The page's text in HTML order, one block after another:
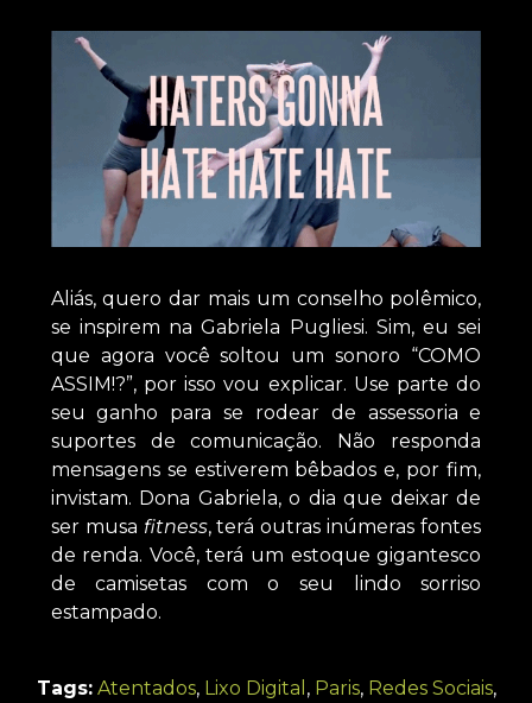
Aliás, quero dar mais um conselho polêmico,
se inspirem na Gabriela Pugliesi. Sim, eu sei
que agora você soltou um sonoro “COMO
ASSIM!?”, por isso vou explicar. Use parte do
seu ganho para se rodear de assessoria e
suportes de comunicação. Não responda
mensagens se estiverem bêbados e, por fim,
invistam. Dona Gabriela, o dia que deixar de
ser musa fitness, terá outras inúmeras fontes
de renda. Você, terá um estoque gigantesco
de camisetas com o seu lindo sorriso
estampado.
Tags: Atentados, Lixo Digital , Paris, Redes Sociais,